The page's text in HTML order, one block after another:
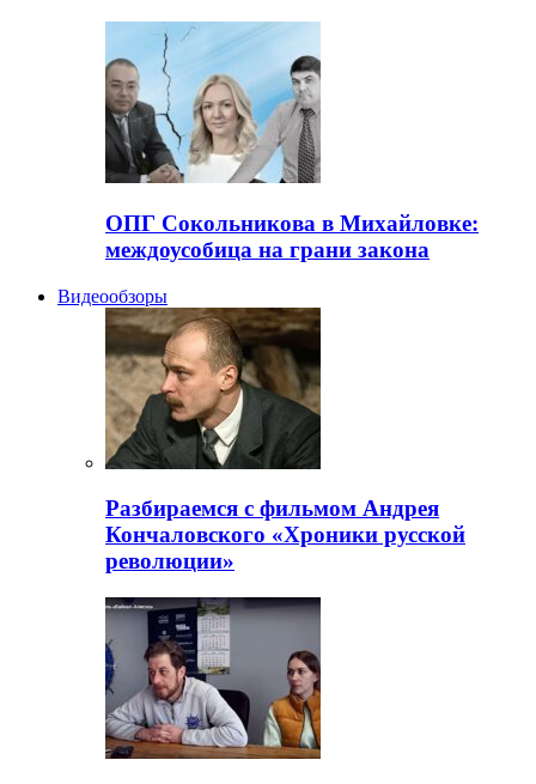
ОПГ Сокольникова в Михайловке:
междоусобица на грани закона
Видеообзоры
Разбираемся с фильмом Андрея
Кончаловского «Хроники русской
революции»